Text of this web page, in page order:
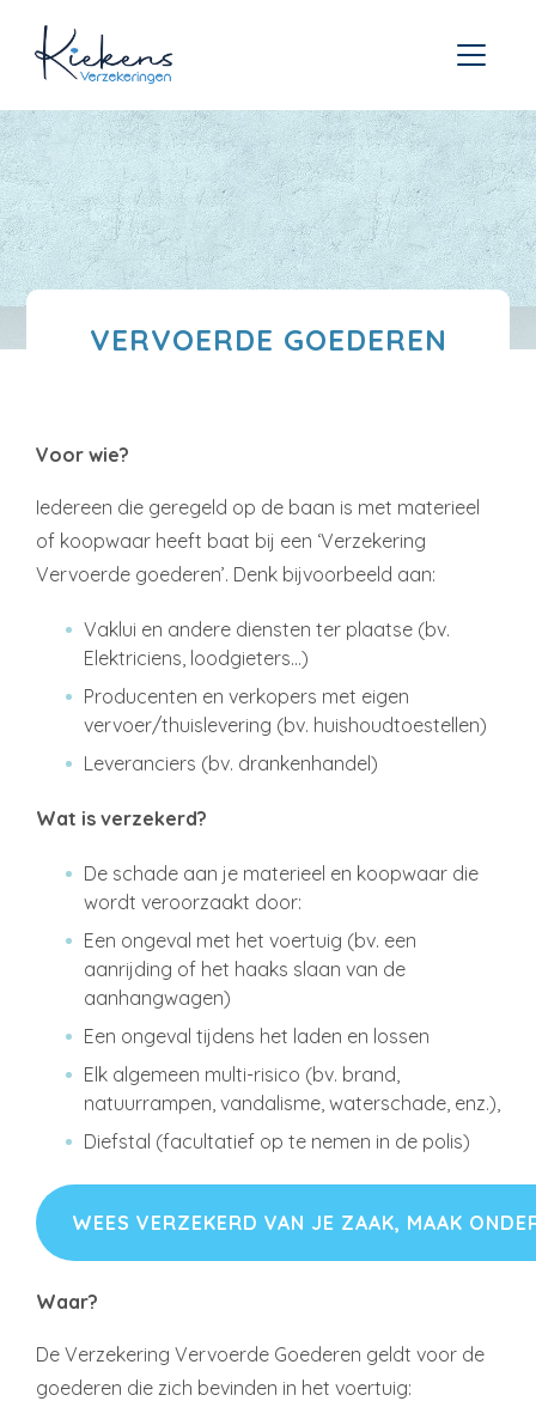
VERVOERDE GOEDEREN
Voor wie?
Iedereen die geregeld op de baan is met materieel
of koopwaar heeft baat bij een ‘Verzekering
Vervoerde goederen’. Denk bijvoorbeeld aan:
Vaklui en andere diensten ter plaatse (bv.
Elektriciens, loodgieters…)
Producenten en verkopers met eigen
vervoer/thuislevering (bv. huishoudtoestellen)
Leveranciers (bv. drankenhandel)
Wat is verzekerd?
De schade aan je materieel en koopwaar die
wordt veroorzaakt door:
Een ongeval met het voertuig (bv. een
aanrijding of het haaks slaan van de
aanhangwagen)
Een ongeval tijdens het laden en lossen
Elk algemeen multi-risico (bv. brand,
natuurrampen, vandalisme, waterschade, enz.),
Diefstal (facultatief op te nemen in de polis)
WEES VERZEKERD VAN JE ZAAK, MAAK
Waar?
De Verzekering Vervoerde Goederen geldt voor de
goederen die zich bevinden in het voertuig: